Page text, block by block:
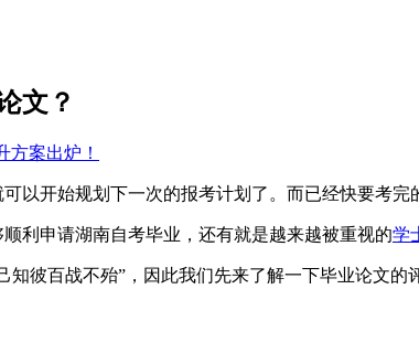
文？
方案出炉！
以开始规划下一次的报考计划了。而已经快要考完
利申请湖南自考毕业，还有就是越来越被重视的学
知彼百战不殆”，因此我们先来了解一下毕业论文